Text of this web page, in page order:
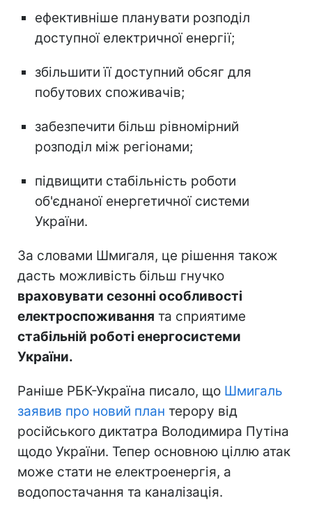
ефективніше планувати розподіл
доступної електричної енергії;
збільшити її доступний обсяг для
побутових споживачів;
забезпечити більш рівномірний
розподіл між регіонами;
підвищити стабільність роботи
об'єднаної енергетичної системи
України.
За словами Шмигаля, це рішення також
дасть можливість більш гнучко
враховувати сезонні особливості
електроспоживання та сприятиме
стабільній роботі енергосистеми
України.
Раніше РБК-Україна писало, що Шмигаль
заявив про новий план терору від
російського диктатра Володимира Путіна
щодо України. Тепер основною ціллю атак
може стати не електроенергія, а
водопостачання та каналізація.